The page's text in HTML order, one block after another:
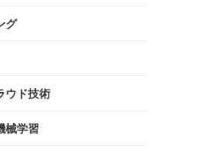
グ
ウド技術
械学習